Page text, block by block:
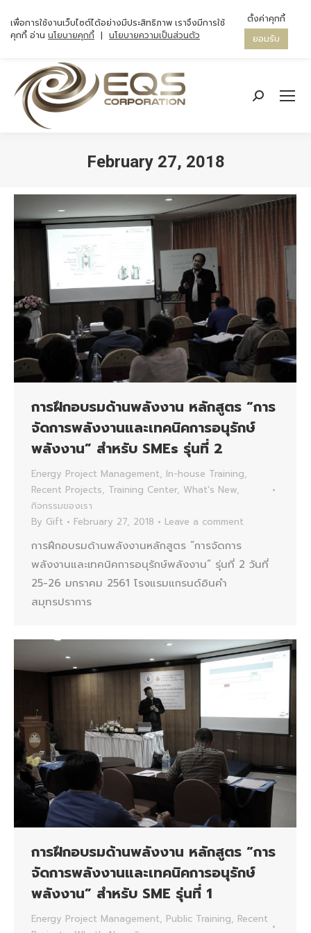
Search:
February 27, 2018
การฝึกอบรมด้านพลังงาน หลักสูตร “การ
จัดการพลังงานและเทคนิคการอนุรักษ์
พลังงาน” สำหรับ SMEs รุ่นที่ 2
Energy Project Management, In-house Training,
Recent Projects, Training Center, What's New,
กิจกรรมของเรา
By Gift February 27, 2018 Leave a comment
การฝึกอบรมด้านพลังงานหลักสูตร “การจัดการ
พลังงานและเทคนิคการอนุรักษ์พลังงาน” รุ่นที่ 2 วันที่
25-26 มกราคม 2561 โรงแรมแกรนด์อินคำ
สมุทรปราการ
การฝึกอบรมด้านพลังงาน หลักสูตร “การ
จัดการพลังงานและเทคนิคการอนุรักษ์
พลังงาน” สำหรับ SME รุ่นที่ 1
Energy Project Management, Public Training, Recent
เพื่อการใช้งานเว็บไซต์ได้อย่างมีประสิทธิภาพ เราจึงมีการใช้
คุกกี้ อ่าน นโยบายคุกกี้ | นโยบายความเป็นส่วนตัว
ตั้งค่าคุกกี้
ยอมรับ